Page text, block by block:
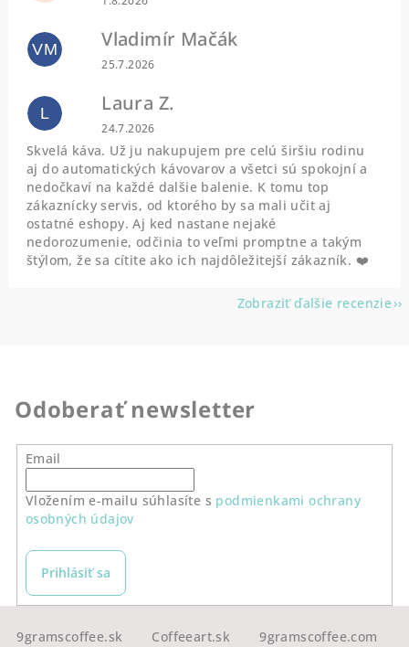
VM Vladimír Mačák
Hodnotenie obchodu je 5 z 5 hviezdičiek.
25.7.2026
L Laura Z.
Hodnotenie obchodu je 5 z 5 hviezdičiek.
24.7.2026
Skvelá káva. Už ju nakupujem pre celú širšiu rodinu
aj do automatických kávovarov a všetci sú spokojní a
nedočkaví na každé dalšie balenie. K tomu top
zákaznícky servis, od ktorého by sa mali učit aj
ostatné eshopy. Aj ked nastane nejaké
nedorozumenie, odčinia to veľmi promptne a takým
štýlom, že sa cítite ako ich najdôležitejší zákazník. ❤️
Zobraziť ďalšie recenzie
Odoberať newsletter
Email
Vložením e-mailu súhlasíte s podmienkami ochrany
osobných údajov
Prihlásiť sa
9gramscoffee.sk Coffeeart.sk
9gramscoffee.com